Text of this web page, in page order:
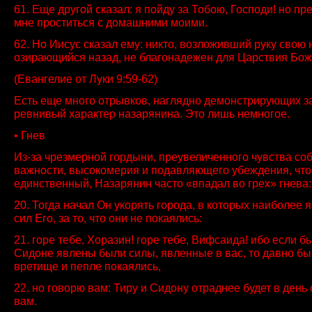
61. Еще другой сказал: я пойду за Тобою, Господи! но
мне проститься с домашними моими.
62. Но Иисус сказал ему: никто, возложивший руку свою
озирающийся назад, не благонадежен для Царствия
(Евангелие от Луки 9:59-62)
Есть еще много отрывков, наглядно демонстрирующих
ревнивый характер назарянина. Это лишь немногое.
• Гнев
Из-за чрезмерной гордыни, преувеличенного чувства
важности, высокомерия и подавляющего убеждения,
единственный, Назарянин часто «впадал во грех» гнева:
20. Тогда начал Он укорять города, в которых наиболее
сил Его, за то, что они не покаялись:
21. горе тебе, Хоразин! горе тебе, Вифсаида! ибо если
Сидоне явлены были силы, явленные в вас, то давно
вретище и пепле покаялись,
22. но говорю вам: Тиру и Сидону отраднее будет в день
вам.